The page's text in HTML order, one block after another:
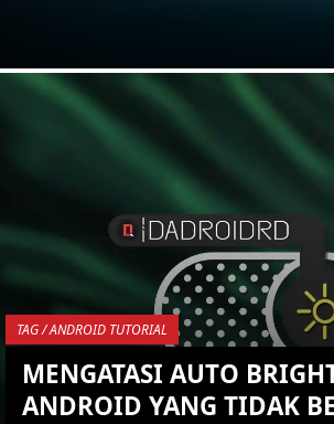
KEMBALI KE ATAS
YOU
TAG / ANDROID TUTORIAL
MENGATASI AUTO
ANDROID YANG TIDAK